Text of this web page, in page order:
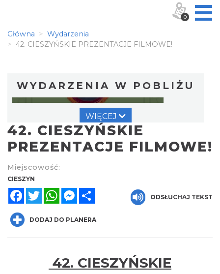
Główna
Wydarzenia
42. CIESZYŃSKIE PREZENTACJE FILMOWE!
WYDARZENIA W POBLIŻU
Cieszyn
WIĘCEJ
42. CIESZYŃSKIE
PREZENTACJE FILMOWE!
Miejscowość:
CIESZYN
FacebookTwitterWhatsAppMessenger
ODSŁUCHAJ TEKST
DODAJ DO PLANERA
42. CIESZYŃSKIE
0